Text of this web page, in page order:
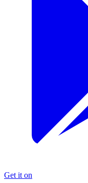
Get it on